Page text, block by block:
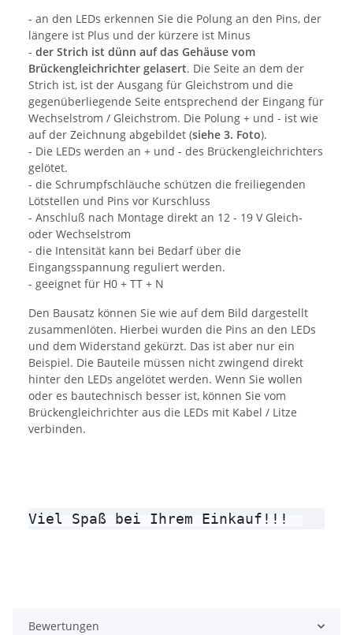
- an den LEDs erkennen Sie die Polung an den Pins, der
längere ist Plus und der kürzere ist Minus
- der Strich ist dünn auf das Gehäuse vom
Brückengleichrichter gelasert. Die Seite an dem der
Strich ist, ist der Ausgang für Gleichstrom und die
gegenüberliegende Seite entsprechend der Eingang für
Wechselstrom / Gleichstrom. Die Polung + und - ist wie
auf der Zeichnung abgebildet (siehe 3. Foto).
- Die LEDs werden an + und - des Brückengleichrichters
gelötet.
- die Schrumpfschläuche schützen die freiliegenden
Lötstellen und Pins vor Kurschluss
- Anschluß nach Montage direkt an 12 - 19 V Gleich-
oder Wechselstrom
- die Intensität kann bei Bedarf über die
Eingangsspannung reguliert werden.
- geeignet für H0 + TT + N
Den Bausatz können Sie wie auf dem Bild dargestellt
zusammenlöten. Hierbei wurden die Pins an den LEDs
und dem Widerstand gekürzt. Das ist aber nur ein
Beispiel. Die Bauteile müssen nicht zwingend direkt
hinter den LEDs angelötet werden. Wenn Sie wollen
oder es bautechnisch besser ist, können Sie vom
Brückengleichrichter aus die LEDs mit Kabel / Litze
verbinden.
Viel Spaß bei Ihrem Einkauf!!!
Bewertungen